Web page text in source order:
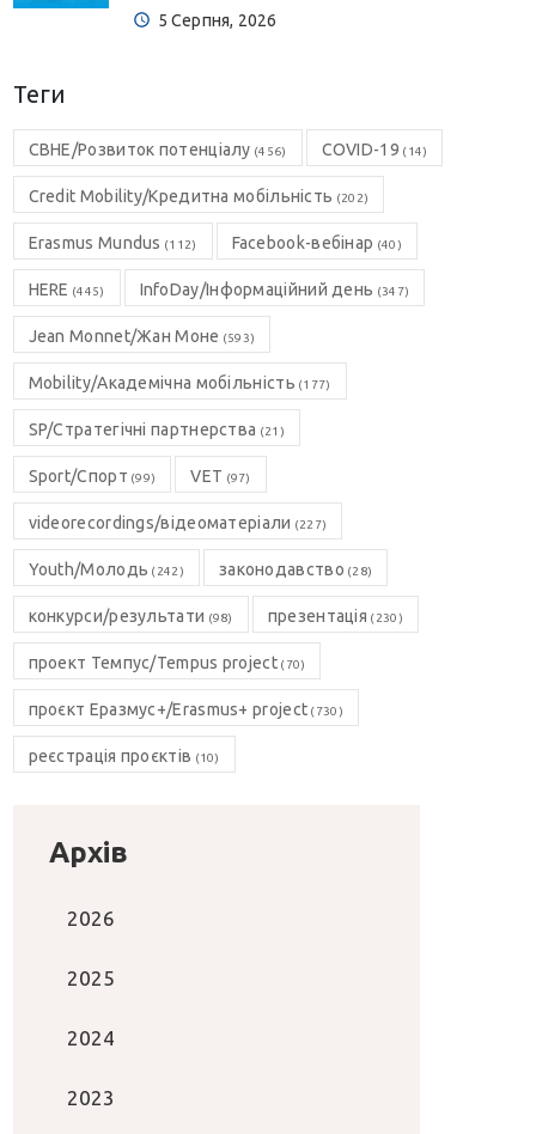
5 Серпня, 2026
Теги
CBHE/Розвиток потенціалу (456) COVID-19 (14)
Credit Mobility/Кредитна мобільність (202)
Erasmus Mundus (112) Facebook-вебінар (40)
HERE (445) InfoDay/Інформаційний день (347)
Jean Monnet/Жан Моне (593)
Mobility/Академічна мобільність (177)
SP/Стратегічні партнерства (21)
Sport/Спорт (99) VET (97)
videorecordings/відеоматеріали (227)
Youth/Молодь (242) законодавство (28)
конкурси/результати (98) презентація (230)
проект Темпус/Tempus project(70)
проєкт Еразмус+/Erasmus+ project (730)
реєстрація проєктів (10)
Архів
2026
2025
2024
2023